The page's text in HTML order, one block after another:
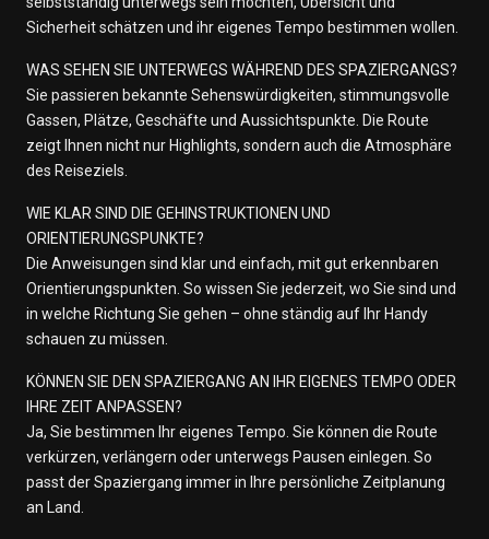
Sicherheit schätzen und ihr eigenes Tempo bestimmen wollen.
WAS SEHEN SIE UNTERWEGS WÄHREND DES SPAZIERGANGS?
Sie passieren bekannte Sehenswürdigkeiten, stimmungsvolle
Gassen, Plätze, Geschäfte und Aussichtspunkte. Die Route
zeigt Ihnen nicht nur Highlights, sondern auch die Atmosphäre
des Reiseziels.
WIE KLAR SIND DIE GEHINSTRUKTIONEN UND
ORIENTIERUNGSPUNKTE?
Die Anweisungen sind klar und einfach, mit gut erkennbaren
Orientierungspunkten. So wissen Sie jederzeit, wo Sie sind und
in welche Richtung Sie gehen – ohne ständig auf Ihr Handy
schauen zu müssen.
KÖNNEN SIE DEN SPAZIERGANG AN IHR EIGENES TEMPO ODER
IHRE ZEIT ANPASSEN?
Ja, Sie bestimmen Ihr eigenes Tempo. Sie können die Route
verkürzen, verlängern oder unterwegs Pausen einlegen. So
passt der Spaziergang immer in Ihre persönliche Zeitplanung
an Land.